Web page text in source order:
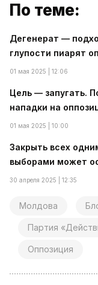
По теме:
Дегенерат —
глупости пиарят
01 мая 2025 | 12:06
Цель — запугать.
нападки на
01 мая 2025 | 10:00
Закрыть всех
выборами может
30 апреля 2025 | 12:35
Молдова
Партия
Оппозиция